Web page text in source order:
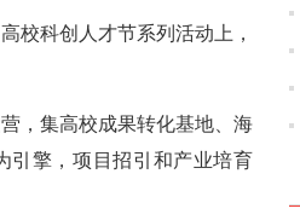
校科创人才节系列活动上，
，集高校成果转化基地、海
引擎，项目招引和产业培育